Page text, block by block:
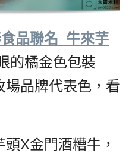
品聯名_牛來芋
的橘金色包裝
場品牌代表色，看
X金門酒糟牛，